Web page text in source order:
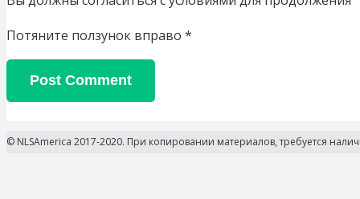
Потяните ползунок вправо *
Post Comment
© NLSAmerica 2017-2020. При копировании материалов, требуется